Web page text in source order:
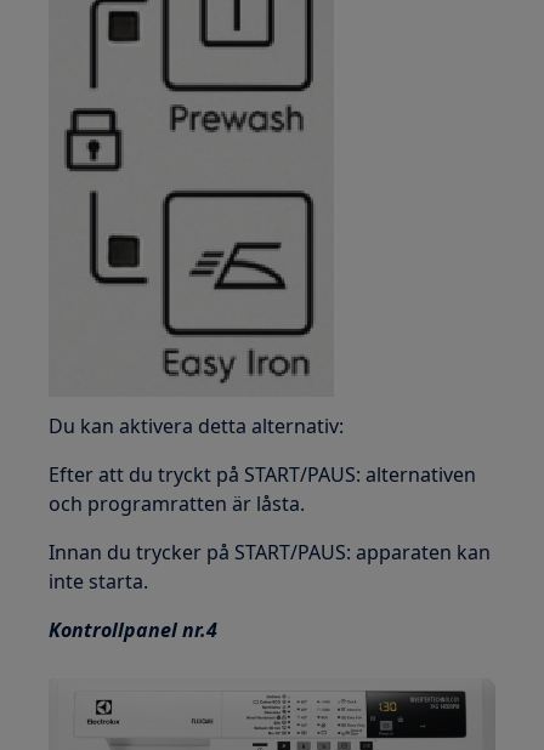
Du kan aktivera detta alternativ:
Efter att du tryckt på START/PAUS: alternativen
och programratten är låsta.
Innan du trycker på START/PAUS: apparaten kan
inte starta.
Kontrollpanel nr.4